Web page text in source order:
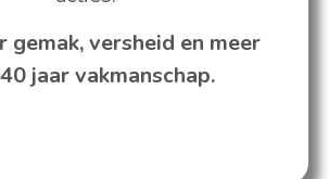
gemak, versheid en meer
jaar vakmanschap.